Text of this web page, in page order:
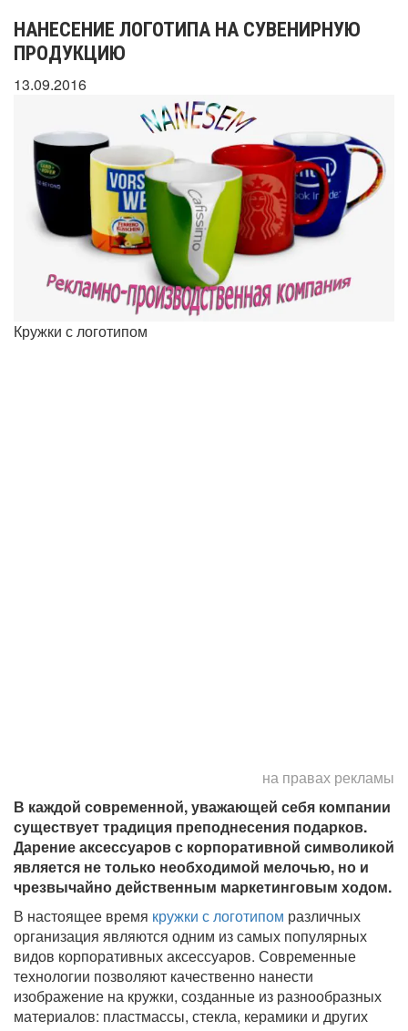
НАНЕСЕНИЕ ЛОГОТИПА НА СУВЕНИРНУЮ
ПРОДУКЦИЮ
13.09.2016
Кружки с логотипом
на правах рекламы
В каждой современной, уважающей себя компании
существует традиция преподнесения подарков.
Дарение аксессуаров с корпоративной символикой
является не только необходимой мелочью, но и
чрезвычайно действенным маркетинговым ходом.
В настоящее время кружки с логотипом различных
организация являются одним из самых популярных
видов корпоративных аксессуаров. Современные
технологии позволяют качественно нанести
изображение на кружки, созданные из разнообразных
материалов: пластмассы, стекла, керамики и других